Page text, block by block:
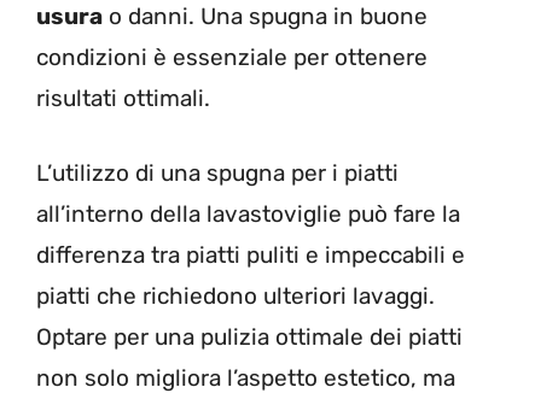
usura o danni. Una spugna in buone
condizioni è essenziale per ottenere
risultati ottimali.
L’utilizzo di una spugna per i piatti
all’interno della lavastoviglie può fare la
differenza tra piatti puliti e impeccabili e
piatti che richiedono ulteriori lavaggi.
Optare per una pulizia ottimale dei piatti
non solo migliora l’aspetto estetico, ma